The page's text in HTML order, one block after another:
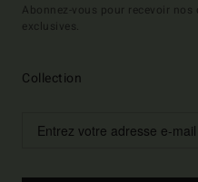
Abonnez-vous pour recevoir
exclusives.
Collection